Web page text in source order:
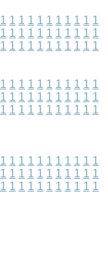
1 1 1 1 1 1 1 1 1 1 1
1 1 1 1 1 1 1 1 1 1 1
1 1 1 1 1 1 1 1 1 1 1
1 1 1 1 1 1 1 1 1 1 1
1 1 1 1 1 1 1 1 1 1 1
1 1 1 1 1 1 1 1 1 1 1
1 1 1 1 1 1 1 1 1 1 1
1 1 1 1 1 1 1 1 1 1 1
1 1 1 1 1 1 1 1 1 1 1